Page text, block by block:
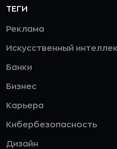
ТЕГИ
Реклама
Искусственный
Банки
Бизнес
Карьера
Кибербезопасность
Дизайн